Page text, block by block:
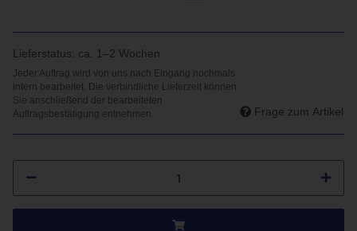
Lieferstatus: ca. 1–2 Wochen
Frage zum Artikel